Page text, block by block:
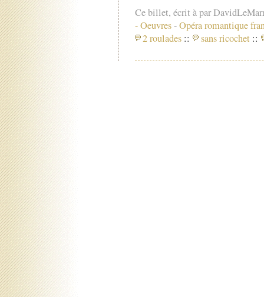
Ce billet, écrit à par
-Oeuvres-Opéra romantique
2 roulades :: sans ricochet ::